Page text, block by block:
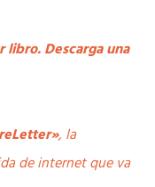
libro. Descarga una
, la
de internet que va